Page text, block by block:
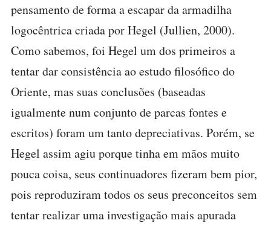
pensamento de forma a escapar da armadilha
logocêntrica criada por Hegel (Jullien, 2000).
Como sabemos, foi Hegel um dos primeiros a
tentar dar consistência ao estudo filosófico do
Oriente, mas suas conclusões (baseadas
igualmente num conjunto de parcas fontes e
escritos) foram um tanto depreciativas. Porém, se
Hegel assim agiu porque tinha em mãos muito
pouca coisa, seus continuadores fizeram bem pior,
pois reproduziram todos os seus preconceitos sem
tentar realizar uma investigação mais apurada